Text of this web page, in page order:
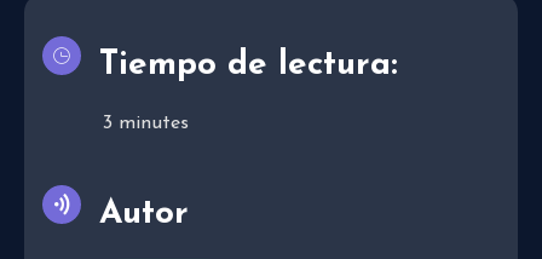
Tiempo de lectura:
3 minutes
Autor